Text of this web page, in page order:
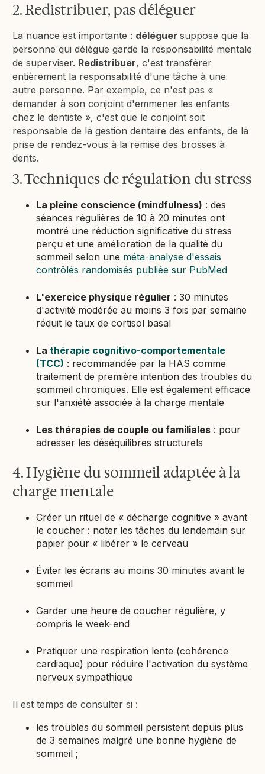
2. Redistribuer, pas déléguer
La nuance est importante : déléguersuppose que la
personne qui délègue garde la responsabilité mentale
de superviser. Redistribuer, c'est transférer
entièrement la responsabilité d'une tâche à une
autre personne. Par exemple, ce n'est pas «
demander à son conjoint d'emmener les enfants
chez le dentiste », c'est que le conjoint soit
responsable de la gestion dentaire des enfants, de la
prise de rendez-vous à la remise des brosses à
dents.
3. Techniques de régulation du stress
La pleine conscience (mindfulness) : des
séances régulières de 10 à 20 minutes ont
montré une réduction significative du stress
perçu et une amélioration de la qualité du
sommeil selon une méta-analyse d'essais
contrôlés randomisés publiée sur PubMed
L'exercice physique régulier : 30 minutes
d'activité modérée au moins 3 fois par semaine
réduit le taux de cortisol basal
Lathérapie cognitivo-comportementale
(TCC) : recommandée par la HAS comme
traitement de première intention des troubles du
sommeil chroniques. Elle est également efficace
sur l'anxiété associée à la charge mentale
Les thérapies de couple ou familiales : pour
adresser les déséquilibres structurels
4. Hygiène du sommeil adaptée à la
charge mentale
Créer un rituel de « décharge cognitive » avant
le coucher : noter les tâches du lendemain sur
papier pour « libérer » le cerveau
Éviter les écrans au moins 30 minutes avant le
sommeil
Garder une heure de coucher régulière, y
compris le week-end
Pratiquer une respiration lente (cohérence
cardiaque) pour réduire l'activation du système
nerveux sympathique
Il est temps de consulter si :
les troubles du sommeil persistent depuis plus
de 3 semaines malgré une bonne hygiène de
sommeil ;